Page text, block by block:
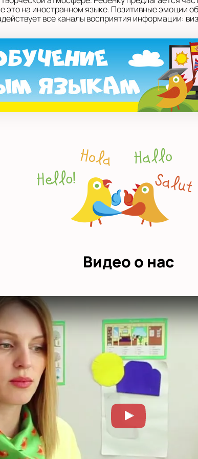
это на иностранном языке. Позитивные эмоции
все каналы восприятия информации:
Видео о нас